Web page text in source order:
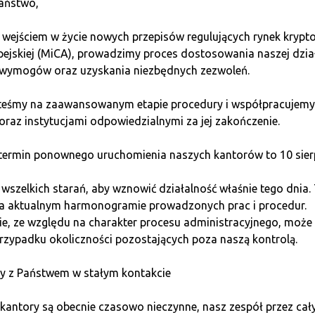
We wrześniu cena może spaść do minimum 2,24 USD, z
spadek do minimum 2,06 USD, a w listopadzie i grudniu
USD, z potencjalnym minimum 1,98 USD i maksimum
na 2025
osiągnąć średnią cenę 3,60 USD, z potencjalnym
długoterminowy trend pozostaje umiarkowanie
na lata 2026–2030
4,95 USD, a maksymalna 5,79 USD, przy średniej 5,12
w sektorze bankowym oraz pozytywne rozstrzygnięcia
w życie nowych przepisów regulujących rynek
(MiCA), prowadzimy proces dostosowania naszej
oraz uzyskania niezbędnych zezwoleń.
na zaawansowanym etapie procedury i
instytucjami odpowiedzialnymi za jej zakończenie.
ponownego uruchomienia naszych kantorów to 10
starań, aby wznowić działalność właśnie tego dnia.
aktualnym harmonogramie prowadzonych prac i procedur.
ze względu na charakter procesu administracyjnego, może
okoliczności pozostających poza naszą kontrolą.
z Państwem w stałym kontakcie
są obecnie czasowo nieczynne, nasz zespół przez